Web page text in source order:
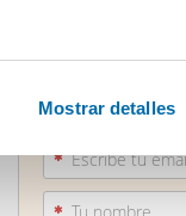
Mostrar detalles
881 28...